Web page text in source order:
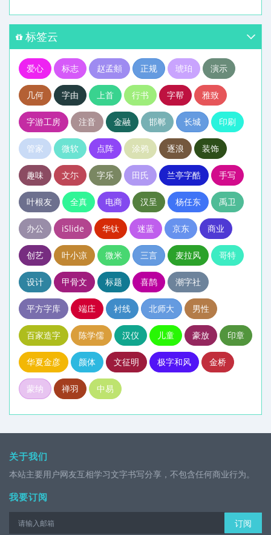
标签云
爱心 标志 赵孟頫 正规 琥珀 演示
几何 字由 上首 行书 字帮 雅致
字游工房 注音 金融 邯郸 长城 印刷
管家 微软 点阵 涂鸦 逐浪 装饰
趣味 文尓 字乐 田氏 兰亭字酷 手写
叶根友 全真 电商 汉呈 杨任东 禹卫
办公 iSlide 华钛 迷蓝 京东 商业
创艺 叶小凉 微米 三言 麦拉风 哥特
设计 甲骨文 标题 喜鹊 潮字社
平方字库 端庄 衬线 北师大 男性
百家造字 陈学儒 汉仪 儿童 豪放 印章
华夏金彦 颜体 文征明 极字和风 金桥
蒙纳 禅羽 中易
关于我们
本站主要用户网友互相学习文字书写分享，不包含任何商业行为。
我要订阅
订阅